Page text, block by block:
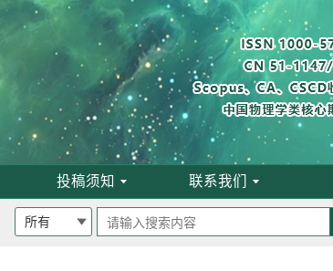
投稿须知 联系我们